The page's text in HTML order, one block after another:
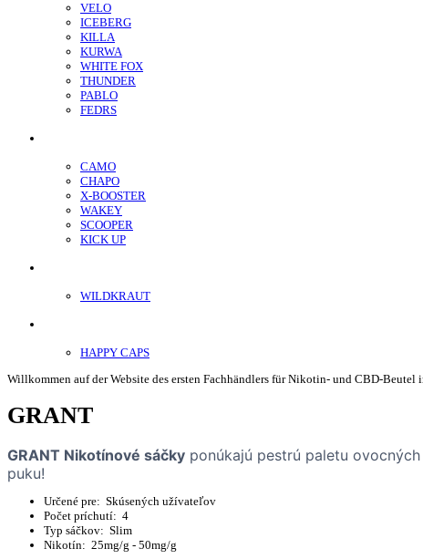
VELO
ICEBERG
KILLA
KURWA
WHITE FOX
THUNDER
PABLO
FEDRS
CAMO
CHAPO
X-BOOSTER
WAKEY
SCOOPER
KICK UP
WILDKRAUT
HAPPY CAPS
Willkommen auf der Website des ersten Fachhändlers für Nikotin- und CBD-Beutel
GRANT
GRANT Nikotínové sáčky ponúkajú pestrú paletu
puku!
Určené pre: Skúsených užívateľov
Počet príchutí: 4
Typ sáčkov: Slim
Nikotín: 25mg/g - 50mg/g